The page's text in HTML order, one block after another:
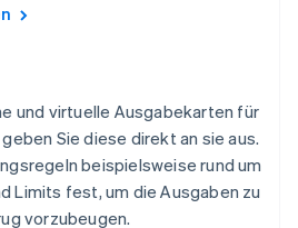
und virtuelle Ausgabekarten für
Sie diese direkt an sie aus.
beispielsweise rund um
Limits fest, um die Ausgaben zu
vorzubeugen.